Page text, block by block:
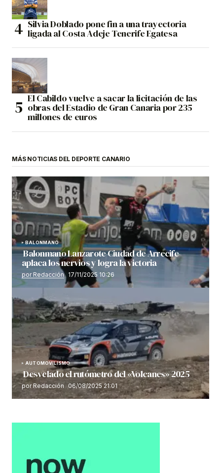
Silvia Doblado pone fin a una trayectoria
ligada al Costa Adeje Tenerife Egatesa
El Cabildo vuelve a sacar la licitación de las
obras del Estadio de Gran Canaria por 235
millones de euros
MÁS NOTICIAS DEL DEPORTE CANARIO
BALONMANO
Balonmano Lanzarote Ciudad de Arrecife
aplaca los nervios y logra la victoria
por Redacción 17/11/2025 10:26
AUTOMOVILISMO
Desvelado el rutómetro del «Volcanes» 2025
por Redacción 06/08/2025 21:01